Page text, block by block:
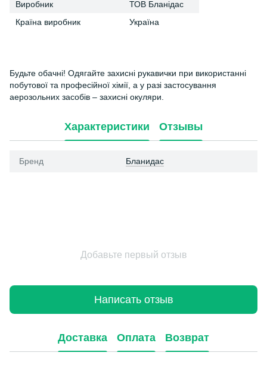
Виробник
ТОВ Бланідас
Країна виробник
Україна
Будьте обачні! Одягайте захисні рукавички при використанні
побутової та професійної хімії, а у разі застосування
аерозольних засобів – захисні окуляри.
Характеристики Отзывы
Бренд Бланидас
Добавьте первый отзыв
Написать отзыв
Доставка Оплата Возврат